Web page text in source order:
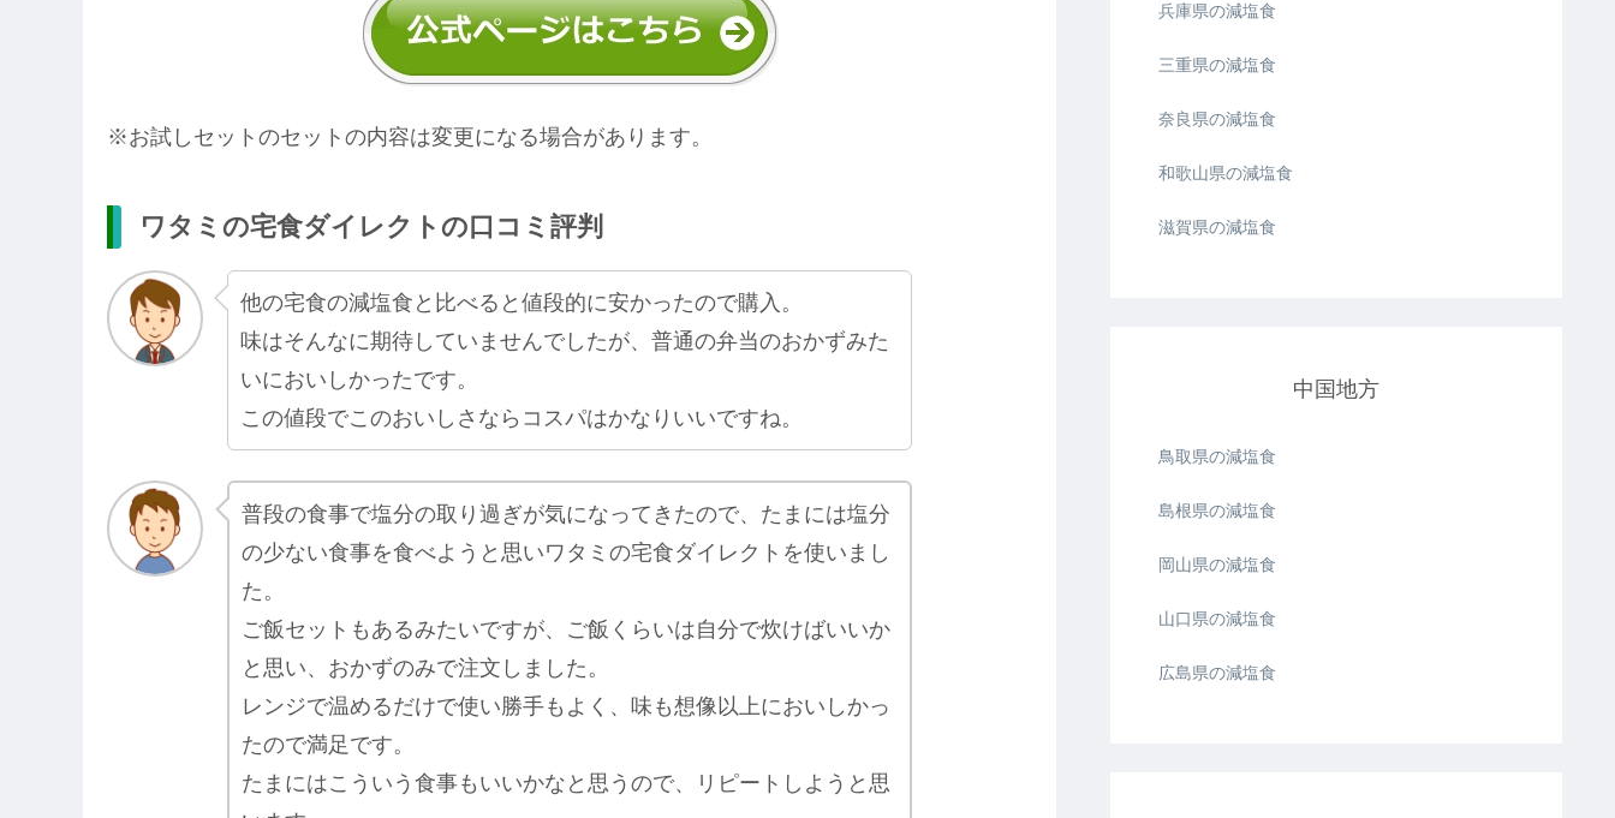
※お試しセットのセットの内容は変更になる場合があります。
ワタミの宅食ダイレクトの口コミ評判
他の宅食の減塩食と比べると値段的に安かったので購入。
味はそんなに期待していませんでしたが、普通の弁当のおかずみた
いにおいしかったです。
この値段でこのおいしさならコスパはかなりいいですね。
普段の食事で塩分の取り過ぎが気になってきたので、たまには塩分
の少ない食事を食べようと思いワタミの宅食ダイレクトを使いまし
た。
ご飯セットもあるみたいですが、ご飯くらいは自分で炊けばいいか
と思い、おかずのみで注文しました。
レンジで温めるだけで使い勝手もよく、味も想像以上においしかっ
たので満足です。
たまにはこういう食事もいいかなと思うので、リピートしようと思
兵庫県の減塩食
三重県の減塩食
奈良県の減塩食
和歌山県の減塩食
滋賀県の減塩食
中国地方
鳥取県の減塩食
島根県の減塩食
岡山県の減塩食
山口県の減塩食
広島県の減塩食